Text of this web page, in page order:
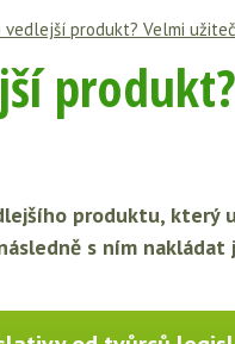
vedlejší produkt? Velmi
produktu, který
s ním